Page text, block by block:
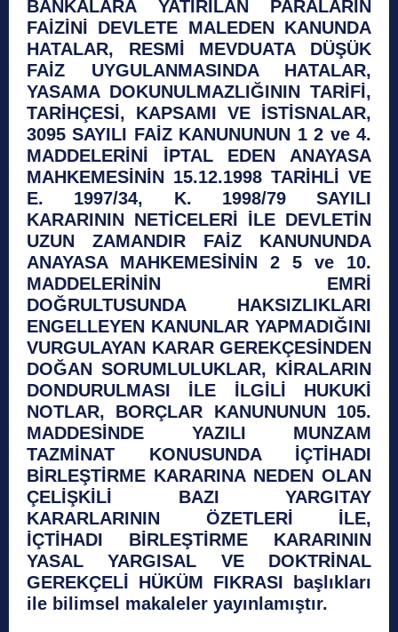
BANKALARA YATIRILAN PARALARIN
FAİZİNİ DEVLETE MALEDEN KANUNDA
HATALAR, RESMİ MEVDUATA DÜŞÜK
FAİZ UYGULANMASINDA HATALAR,
YASAMA DOKUNULMAZLIĞININ TARİFİ,
TARİHÇESİ, KAPSAMI VE İSTİSNALAR,
3095 SAYILI FAİZ KANUNUNUN 1 2 ve 4.
MADDELERİNİ İPTAL EDEN ANAYASA
MAHKEMESİNİN 15.12.1998 TARİHLİ VE
E. 1997/34, K. 1998/79 SAYILI
KARARININ NETİCELERİ İLE DEVLETİN
UZUN ZAMANDIR FAİZ KANUNUNDA
ANAYASA MAHKEMESİNİN 2 5 ve 10.
MADDELERİNİN EMRİ
DOĞRULTUSUNDA HAKSIZLIKLARI
ENGELLEYEN KANUNLAR YAPMADIĞINI
VURGULAYAN KARAR GEREKÇESİNDEN
DOĞAN SORUMLULUKLAR, KİRALARIN
DONDURULMASI İLE İLGİLİ HUKUKİ
NOTLAR, BORÇLAR KANUNUNUN 105.
MADDESİNDE YAZILI MUNZAM
TAZMİNAT KONUSUNDA İÇTİHADI
BİRLEŞTİRME KARARINA NEDEN OLAN
ÇELİŞKİLİ BAZI YARGITAY
KARARLARININ ÖZETLERİ İLE,
İÇTİHADI BİRLEŞTİRME KARARININ
YASAL YARGISAL VE DOKTRİNAL
GEREKÇELİ HÜKÜM FIKRASI başlıkları
ile bilimsel makaleler yayınlamıştır.